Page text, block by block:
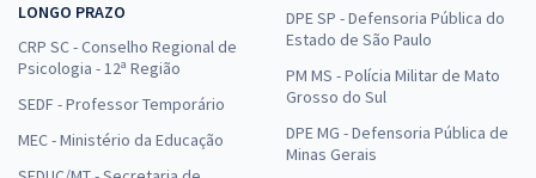
LONGO PRAZO
CRP SC - Conselho Regional de
Psicologia - 12ª Região
SEDF - Professor Temporário
MEC - Ministério da Educação
DPE SP - Defensoria Pública do
Estado de São Paulo
PM MS - Polícia Militar de Mato
Grosso do Sul
DPE MG - Defensoria Pública de
Minas Gerais